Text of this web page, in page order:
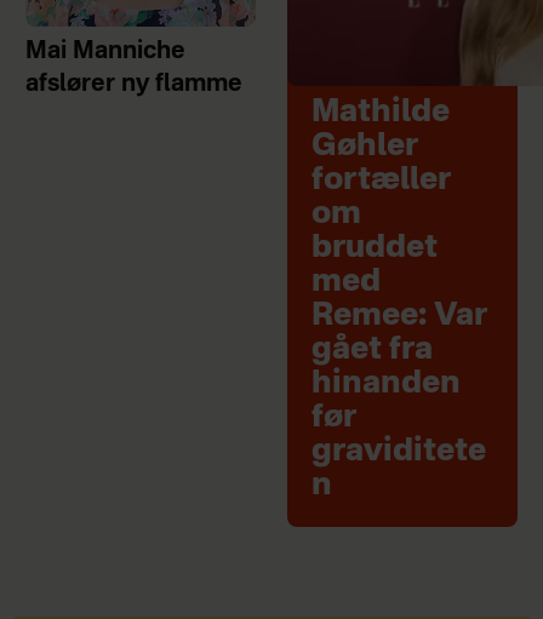
Mai Manniche
afslører ny flamme
Mathilde
Gøhler
fortæller
om
bruddet
med
Remee: Var
gået fra
hinanden
før
graviditete
n